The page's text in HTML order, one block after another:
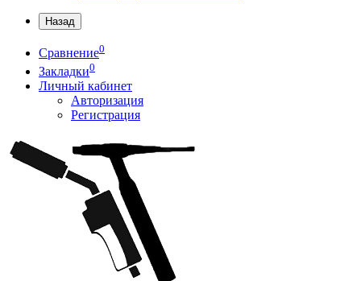
Назад
Сравнение0
Закладки0
Личный кабинет
Авторизация
Регистрация